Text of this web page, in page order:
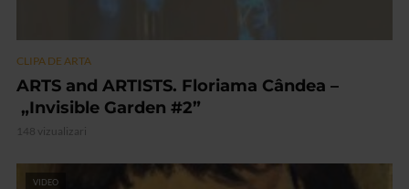
CLIPA DE ARTA
ARTS and ARTISTS. Floriama Cândea –
„Invisible Garden #2”
148 vizualizari
VIDEO